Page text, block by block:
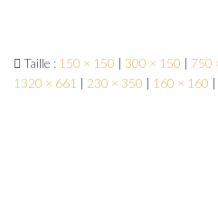
Taille : 150 × 150 | 300 × 150 | 750
1320 × 661 | 230 × 350 | 160 × 160 |